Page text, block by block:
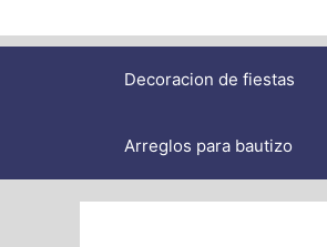
Decoracion de fiestas
Arreglos para bautizo